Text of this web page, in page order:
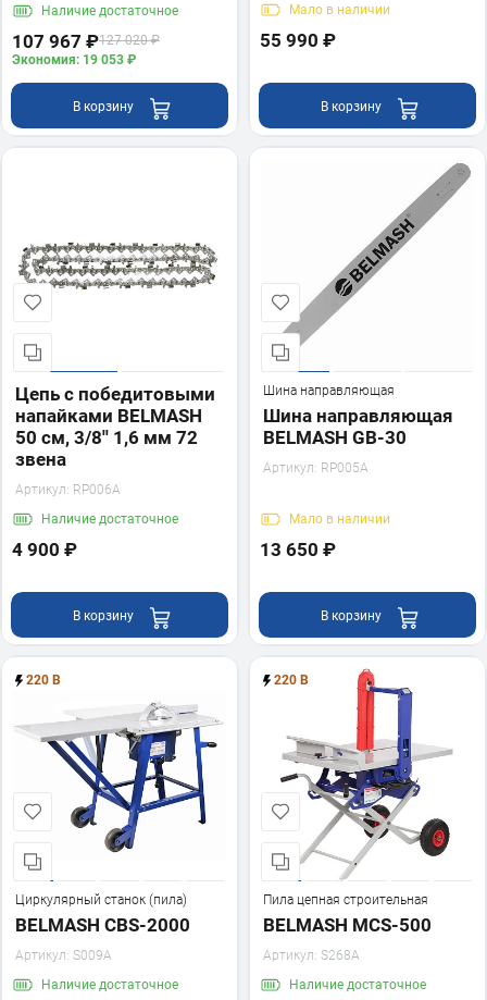
Наличие достаточное
107 967 ₽127 020 ₽
Экономия: 19 053 ₽
В корзину
Мало в наличии
55 990 ₽
В корзину
Цепь с победитовыми
напайками BELMASH
50 см, 3/8'' 1,6 мм 72
звена
Артикул: RP006A
Наличие достаточное
4 900 ₽
В корзину
Шина направляющая
Шина направляющая
BELMASH GB-30
Артикул: RP005A
Мало в наличии
13 650 ₽
В корзину
220 В
Циркулярный станок (пила)
BELMASH CBS-2000
Артикул: S009A
Наличие достаточное
220 В
Пила цепная строительная
BELMASH MCS-500
Артикул: S268A
Наличие достаточное